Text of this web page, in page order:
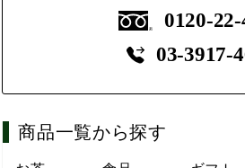
0120-
03-3917-
商品一覧から探す